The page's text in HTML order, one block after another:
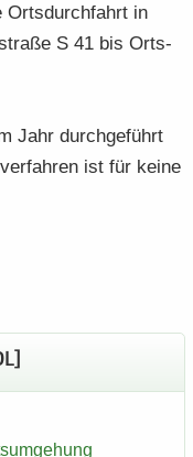
Orts­durch­fahrt in
S 41 bis Orts­
Jahr durch­ge­führt
ist für keine